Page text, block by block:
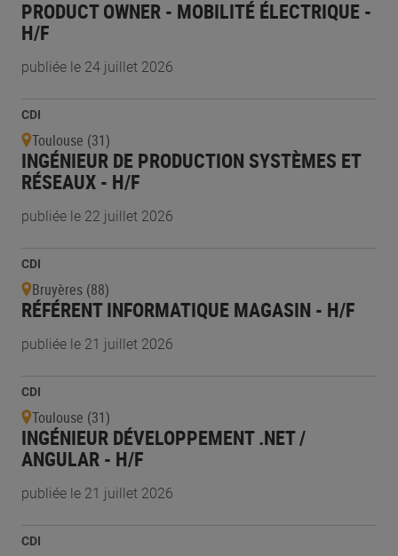
PRODUCT OWNER - MOBILITÉ ÉLECTRIQUE -
H/F
publiée le 24 juillet 2026
CDI
Toulouse (31)
INGÉNIEUR DE PRODUCTION SYSTÈMES ET
RÉSEAUX - H/F
publiée le 22 juillet 2026
CDI
Bruyères (88)
RÉFÉRENT INFORMATIQUE MAGASIN - H/F
publiée le 21 juillet 2026
CDI
Toulouse (31)
INGÉNIEUR DÉVELOPPEMENT .NET /
ANGULAR - H/F
publiée le 21 juillet 2026
CDI